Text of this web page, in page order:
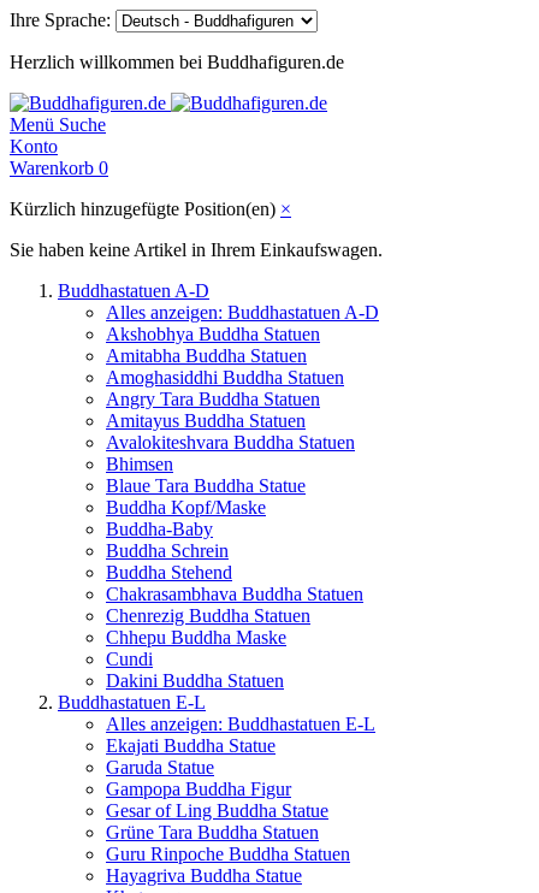
Ihre Sprache:
Herzlich willkommen bei Buddhafiguren.de
Menü Suche
Konto
Warenkorb 0
Kürzlich hinzugefügte Position(en) ×
Sie haben keine Artikel in Ihrem Einkaufswagen.
Buddhastatuen A-D
Alles anzeigen: Buddhastatuen A-D
Akshobhya Buddha Statuen
Amitabha Buddha Statuen
Amoghasiddhi Buddha Statuen
Angry Tara Buddha Statuen
Amitayus Buddha Statuen
Avalokiteshvara Buddha Statuen
Bhimsen
Blaue Tara Buddha Statue
Buddha Kopf/Maske
Buddha-Baby
Buddha Schrein
Buddha Stehend
Chakrasambhava Buddha Statuen
Chenrezig Buddha Statuen
Chhepu Buddha Maske
Cundi
Dakini Buddha Statuen
Buddhastatuen E-L
Alles anzeigen: Buddhastatuen E-L
Ekajati Buddha Statue
Garuda Statue
Gampopa Buddha Figur
Gesar of Ling Buddha Statue
Grüne Tara Buddha Statuen
Guru Rinpoche Buddha Statuen
Hayagriva Buddha Statue